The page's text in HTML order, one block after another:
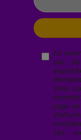
En
que
Vous
page
site